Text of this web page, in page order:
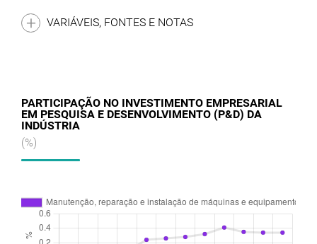
VARIÁVEIS, FONTES E NOTAS
PARTICIPAÇÃO NO INVESTIMENTO EMPRESARIAL
EM PESQUISA E DESENVOLVIMENTO (P&D) DA
INDÚSTRIA
(%)